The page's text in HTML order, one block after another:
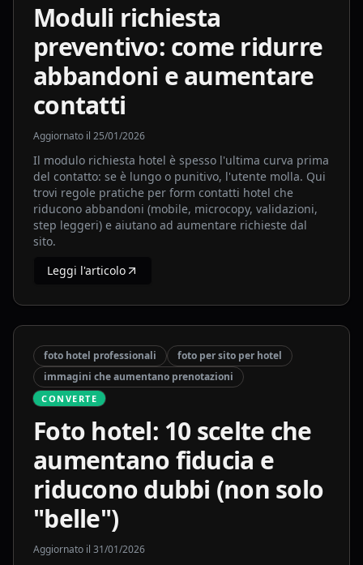
Moduli richiesta
preventivo: come ridurre
abbandoni e aumentare
contatti
Aggiornato il 25/01/2026
Il modulo richiesta hotel è spesso l'ultima curva prima
del contatto: se è lungo o punitivo, l'utente molla. Qui
trovi regole pratiche per form contatti hotel che
riducono abbandoni (mobile, microcopy, validazioni,
step leggeri) e aiutano ad aumentare richieste dal
sito.
Leggi l'articolo
foto hotel professionali
foto per sito per hotel
immagini che aumentano prenotazioni
CONVERTE
Foto hotel: 10 scelte che
aumentano fiducia e
riducono dubbi (non solo
"belle")
Aggiornato il 31/01/2026